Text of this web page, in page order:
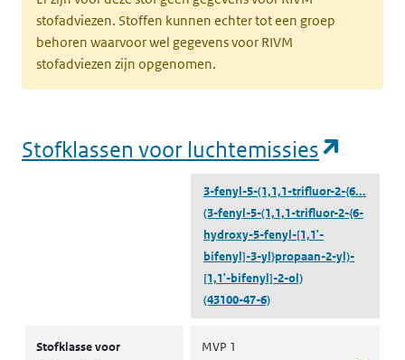
stofadviezen. Stoffen kunnen echter tot een groep
behoren waarvoor wel gegevens voor RIVM
stofadviezen zijn opgenomen.
Stofklassen voor luchtemissies
3-fenyl-5-(1,1,1-trifluor-2-{6...
(3-fenyl-5-(1,1,1-trifluor-2-{6-
hydroxy-5-fenyl-[1,1'-
bifenyl]-3-yl}propaan-2-yl)-
[1,1'-bifenyl]-2-ol)
(43100-47-6)
Stofklasse voor
MVP 1